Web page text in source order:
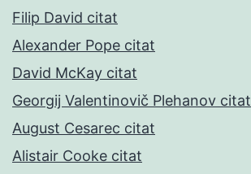
Filip David citat
Alexander Pope citat
David McKay citat
Georgij Valentinovič Plehanov citat
August Cesarec citat
Alistair Cooke citat